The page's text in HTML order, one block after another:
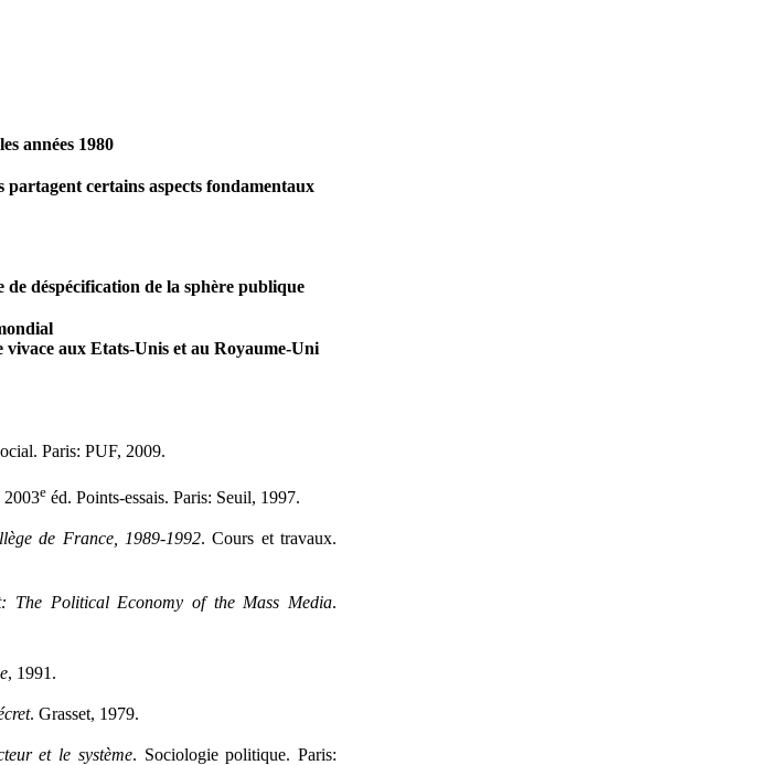
années 1980
certains aspects fondamentaux
de déspécification de la sphère publique
aux Etats-Unis et au Royaume-Uni
Paris: PUF, 2009.
2003e éd. Points-essais. Paris: Seuil, 1997.
de France, 1989-1992. Cours et travaux.
The Political Economy of the Mass Media.
, 1991.
. Grasset, 1979.
et le système. Sociologie politique. Paris: